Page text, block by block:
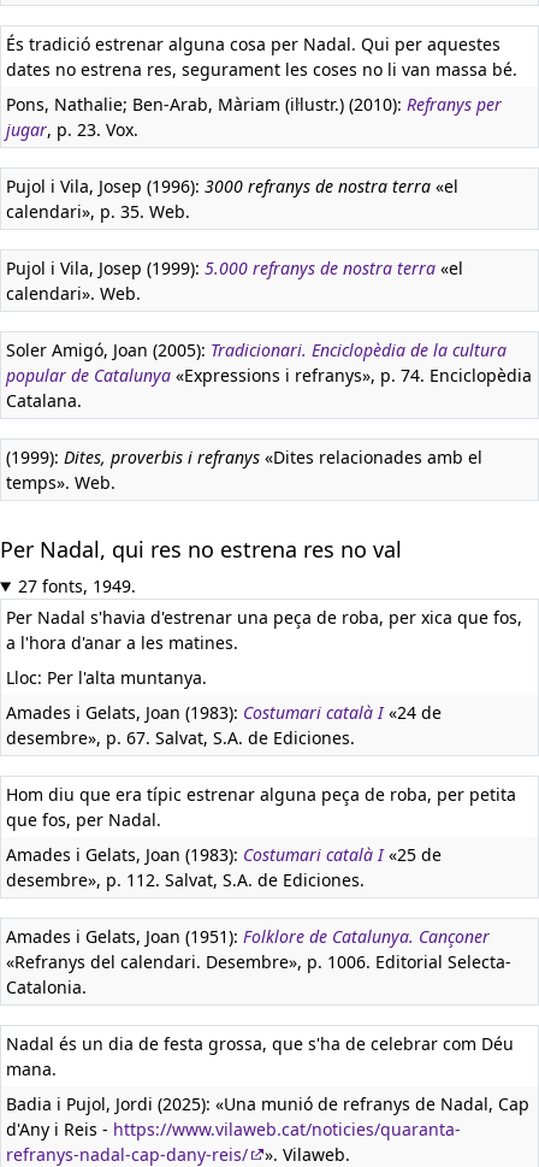
És tradició estrenar alguna cosa per Nadal. Qui per aquestes
dates no estrena res, segurament les coses no li van massa bé.
Pons, Nathalie; Ben-Arab, Màriam (il·lustr.) (2010): Refranys per
jugar, p. 23. Vox.
Pujol i Vila, Josep (1996): 3000 refranys de nostra terra «el
calendari», p. 35. Web.
Pujol i Vila, Josep (1999): 5.000 refranys de nostra terra «el
calendari». Web.
Soler Amigó, Joan (2005): Tradicionari. Enciclopèdia de la cultura
popular de Catalunya «Expressions i refranys», p. 74. Enciclopèdia
Catalana.
(1999): Dites, proverbis i refranys «Dites relacionades amb el
temps». Web.
Per Nadal, qui res no estrena res no val
27 fonts, 1949.
Per Nadal s'havia d'estrenar una peça de roba, per xica que fos,
a l'hora d'anar a les matines.
Lloc: Per l'alta muntanya.
Amades i Gelats, Joan (1983): Costumari català I«24 de
desembre», p. 67. Salvat, S.A. de Ediciones.
Hom diu que era típic estrenar alguna peça de roba, per petita
que fos, per Nadal.
Amades i Gelats, Joan (1983): Costumari català I«25 de
desembre», p. 112. Salvat, S.A. de Ediciones.
Amades i Gelats, Joan (1951): Folklore de Catalunya. Cançoner
«Refranys del calendari. Desembre», p. 1006. Editorial Selecta-
Catalonia.
Nadal és un dia de festa grossa, que s'ha de celebrar com Déu
mana.
Badia i Pujol, Jordi (2025): «Una munió de refranys de Nadal, Cap
d'Any i Reis - https://www.vilaweb.cat/noticies/quaranta-
refranys-nadal-cap-dany-reis/
». Vilaweb.